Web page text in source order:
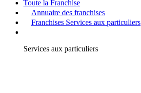
Toute la Franchise
Annuaire des franchises
Franchises Services aux particuliers
Services aux particuliers